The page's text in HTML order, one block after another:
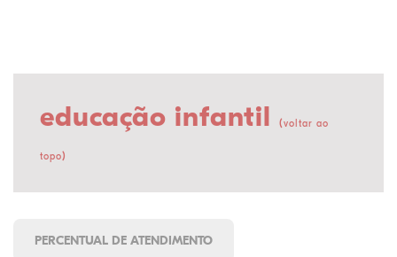
educação infantil (voltar ao
topo)
PERCENTUAL DE ATENDIMENTO